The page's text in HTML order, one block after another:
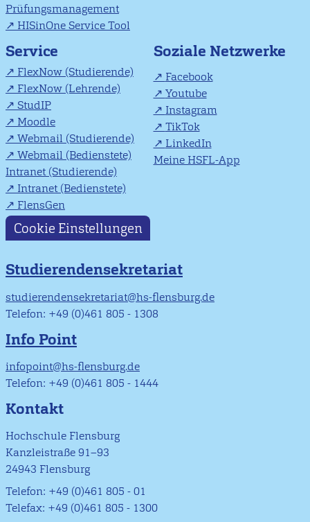
Prüfungsmanagement
HISinOne Service Tool
Service
FlexNow (Studierende)
FlexNow (Lehrende)
StudIP
Moodle
Webmail (Studierende)
Webmail (Bedienstete)
Intranet (Studierende)
Intranet (Bedienstete)
FlensGen
Soziale Netzwerke
Facebook
Youtube
Instagram
TikTok
LinkedIn
Meine HSFL-App
Cookie Einstellungen
Studierendensekretariat
studierendensekretariat@hs-flensburg.de
Telefon: +49 (0)461 805 - 1308
Info Point
infopoint@hs-flensburg.de
Telefon: +49 (0)461 805 - 1444
Kontakt
Hochschule Flensburg
Kanzleistraße 91–93
24943 Flensburg
Telefon: +49 (0)461 805 - 01
Telefax: +49 (0)461 805 - 1300